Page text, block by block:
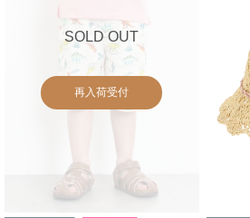
SOLD OUT
再入荷受付